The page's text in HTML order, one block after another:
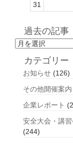
31
過去の記事
過
カテゴリー
お知らせ (126)
その他開催案
企業レポート
安全大会・講
(244)